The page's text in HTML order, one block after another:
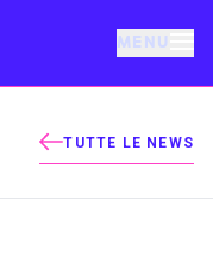
MENU
TUTTE LE NEWS